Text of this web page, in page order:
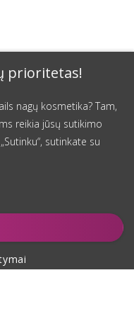
prioritetas!
nagų kosmetika? Tam,
reikia jūsų sutikimo
sutinkate su